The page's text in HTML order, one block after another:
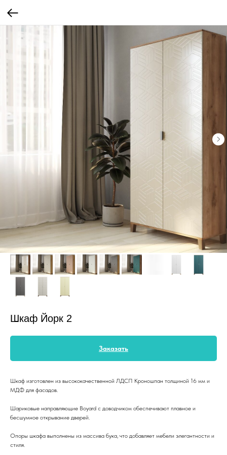
Шкаф Йорк 2
Заказать
Шкаф изготовлен из высококачественной ЛДСП Кроношпан толщиной 16 мм и
МДФ для фасадов.
Шариковые направляющие Boyard с доводчиком обеспечивают плавное и
бесшумное открывание дверей.
Опоры шкафа выполнены из массива бука, что добавляет мебели элегантности и
стиля.